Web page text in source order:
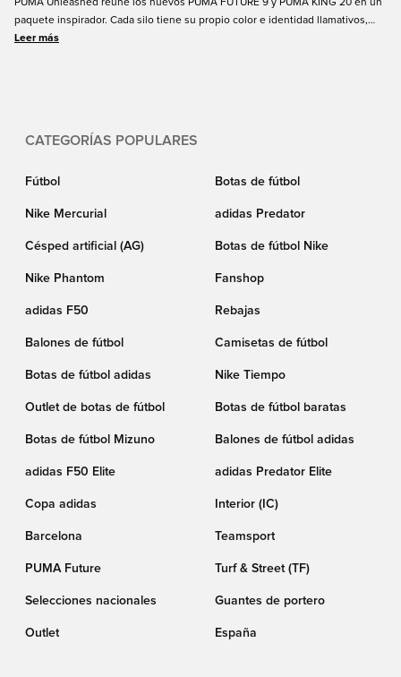
PUMA Unleashed reúne los nuevos PUMA FUTURE 9 y PUMA KING 20 en un
paquete inspirador. Cada silo tiene su propio color e identidad llamativos,
hechos para diferentes estilos de juego y personalidades. Ya sea que le
Leer más
CATEGORÍAS POPULARES
Fútbol Botas de fútbol
Nike Mercurial adidas Predator
Césped artificial (AG) Botas de fútbol Nike
Nike Phantom Fanshop
adidas F50 Rebajas
Balones de fútbol Camisetas de fútbol
Botas de fútbol adidas Nike Tiempo
Outlet de botas de fútbol Botas de fútbol baratas
Botas de fútbol Mizuno Balones de fútbol adidas
adidas F50 Elite adidas Predator Elite
Copa adidas Interior (IC)
Barcelona Teamsport
PUMA Future Turf & Street (TF)
Selecciones nacionales Guantes de portero
Outlet España